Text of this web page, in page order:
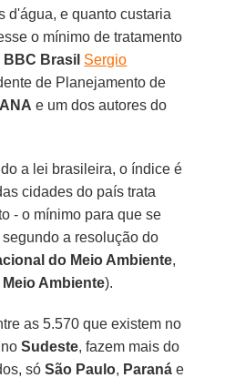
d'água, e quanto custaria
o mínimo de tratamento
BBC Brasil Sergio
de Planejamento de
ANA e um dos autores do
a lei brasileira, o índice é
cidades do país trata
- o mínimo para que se
a resolução do
do Meio Ambiente,
Ambiente).
as 5.570 que existem no
noSudeste, fazem mais do
sóSão Paulo, Paraná e